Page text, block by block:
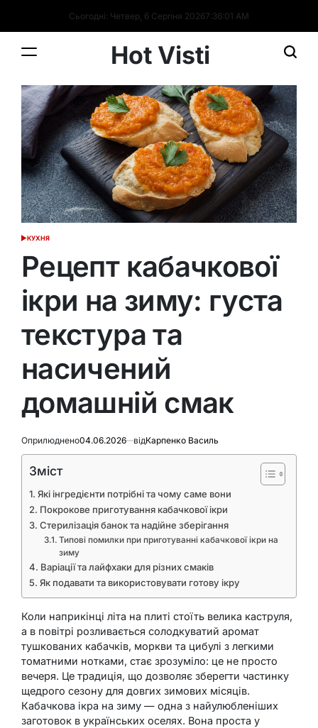
вмісту
Сьогодні: Четвер, 6 Серпня 20267:36:02 AM
Hot Visti
ОПУБЛІКУВАТИ
КУХНЯ
Рецепт кабачкової
ікри на зиму: густа
текстура та
насичений
домашній смак
Оприлюднено04.06.2026 відКарпенко Василь
Зміст
Які інгредієнти потрібні та чому саме вони
Покрокове приготування кабачкової ікри
Стерилізація банок та надійне зберігання
Типові помилки при приготуванні кабачкової ікри на
зиму
Варіації та лайфхаки для різних смаків
Як подавати та використовувати готову ікру
Коли наприкінці літа на плиті стоїть велика каструля,
а в повітрі розливається солодкуватий аромат
тушкованих кабачків, моркви та цибулі з легкими
томатними нотками, стає зрозуміло: це не просто
вечеря. Це традиція, що дозволяє зберегти частинку
щедрого сезону для довгих зимових місяців.
Кабачкова ікра на зиму — одна з найулюбленіших
заготовок в українських оселях. Вона проста у